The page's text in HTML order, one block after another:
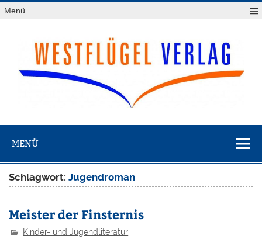
Zum
Inhalt
Menü
Verlag
MENÜ
Schlagwort:Jugendroman
Meister der Finsternis
Kinder- und Jugendliteratur